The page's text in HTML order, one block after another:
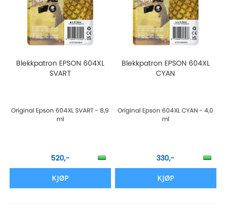
Blekkpatron EPSON 604XL
SVART
Original Epson 604XL SVART - 8,9
ml
520,-
KJØP
Blekkpatron EPSON 604XL
CYAN
Original Epson 604XL CYAN - 4,0
ml
330,-
KJØP